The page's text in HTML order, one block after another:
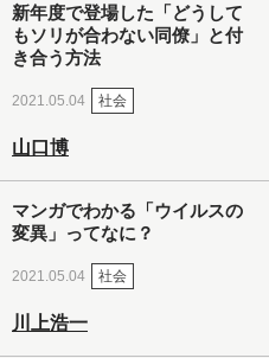
新年度で登場した「どうして
もソリが合わない同僚」と付
き合う方法
2021.05.04 社会
山口博
マンガでわかる「ウイルスの
変異」ってなに？
2021.05.04 社会
川上浩一